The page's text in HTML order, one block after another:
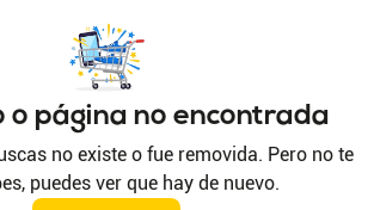
o página no encontrada
no existe o fue removida. Pero no te
puedes ver que hay de nuevo.